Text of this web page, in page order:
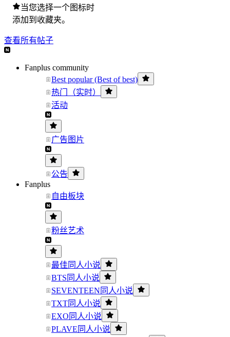
当您选择一个图标时
添加到收藏夹。
查看所有帖子
Fanplus community
Best popular (Best of best)
热门（实时）
活动
广告图片
公告
Fanplus
自由板块
粉丝艺术
最佳同人小说
BTS同人小说
SEVENTEEN同人小说
TXT同人小说
EXO同人小说
PLAVE同人小说